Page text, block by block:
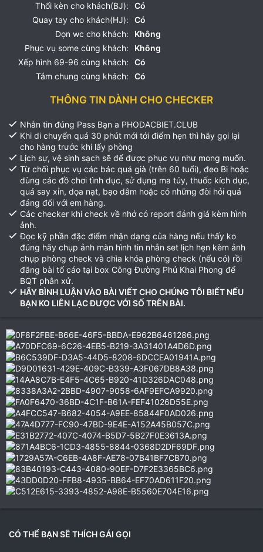
Thổi kèn cho khách(BJ):
Có
Quay tay cho khách(HJ):
Có
Dọn wc cho khách:
Không
Phục vụ some cùng khách:
Không
Xếp hình 69-96 cùng khách:
Có
Tắm chung cùng khách:
Có
THÔNG TIN DÀNH CHO CHECKER
Nhắn tin đúng Pass Bạn a PHODACBIET.CLUB
Khi di chuyển quá 30 phút mới tới điểm hẹn thì hãy gọi lại
cho hàng trước khi lấy phòng
Lịch sự, vệ sinh sạch sẽ để được phục vụ như mong muốn.
Từ chối phục vụ các bác quá già (trên 60 tuổi), đeo Bi hoặc
dùng các đồ chơi tình dục, sử dụng ma túy, thuốc kích dục,
quá say xỉn, dọa nạt, bạo dâm hoặc có những đòi hỏi quá
đáng đối với em hàng.
Các checker khi check về nhớ có report đánh giá kèm hình
ảnh.
Đọc kỹ phần đặc điểm nhận dạng của hàng nếu thấy ko
đúng hãy chụp ảnh màn hình tin nhắn set lịch hẹn kèm ảnh
chụp phòng check và chìa khóa phòng check (nếu có) rồi
đăng bài tố cáo tại box Công Đường Phủ Khai Phong để
BQT phân xử.
HÃY BÌNH LUẬN VÀO BÀI VIẾT CHO CHÚNG TÔI BIẾT NẾU
BẠN KO LIÊN LẠC ĐƯỢC VỚI SỐ TRÊN BÀI.
CÓ THỂ BẠN SẼ THÍCH GÁI GỌI